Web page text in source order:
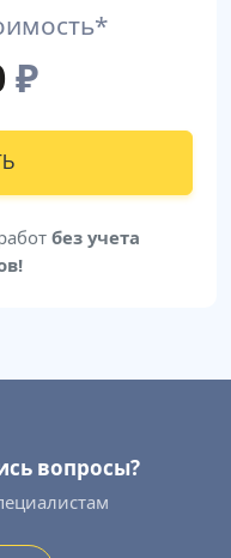
₽
без учета
вопросы?